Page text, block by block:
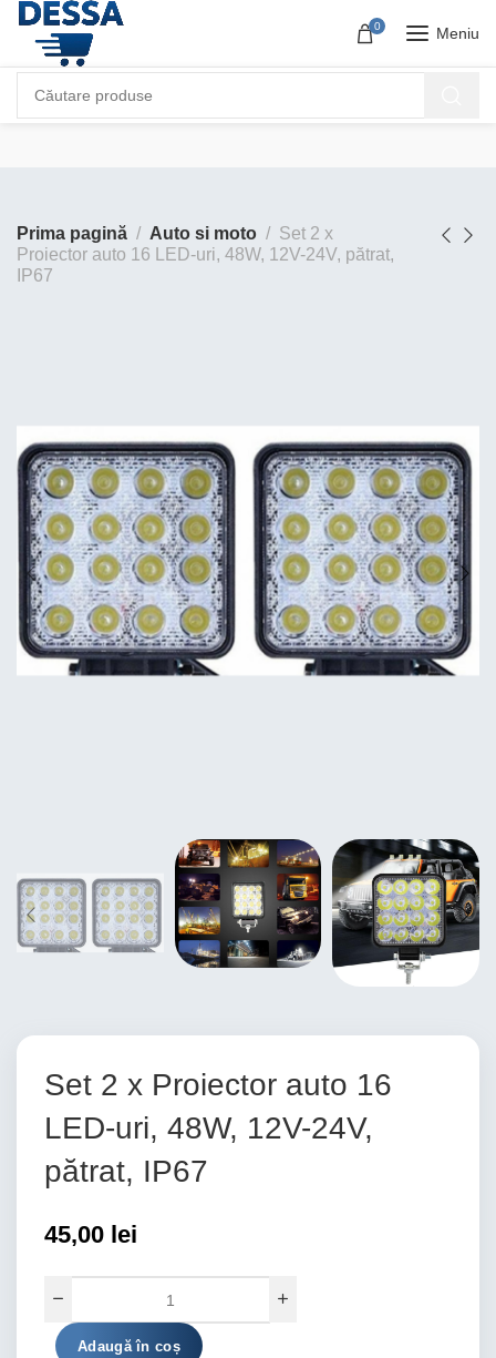
0 Meniu
Prima pagină Auto si moto
Set 2 x
Proiector auto 16 LED-uri, 48W, 12V-24V, pătrat,
IP67
Set 2 x Proiector auto 16
LED-uri, 48W, 12V-24V,
pătrat, IP67
45,00 lei
Adaugă în coș Alternative: